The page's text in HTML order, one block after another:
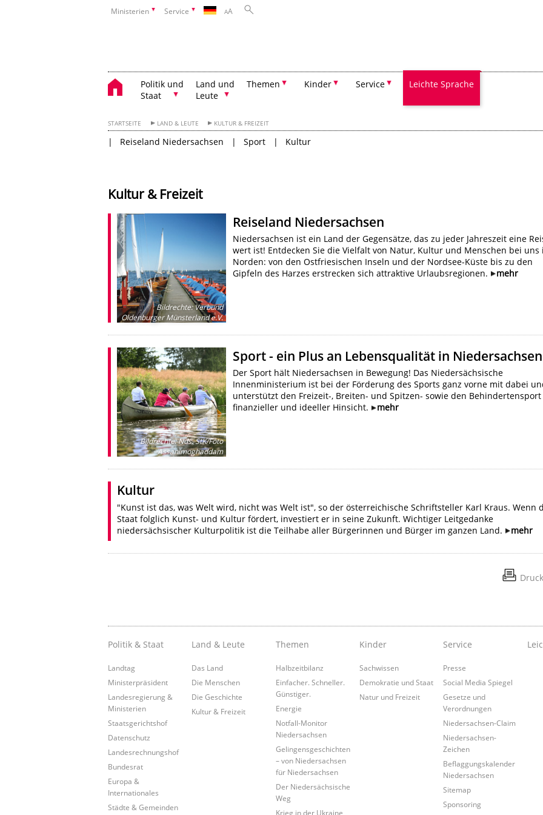
Ministerien Service AA
Politik und
Staat
Land und
Leute
Themen Kinder Service Leichte Sprache
STARTSEITE LAND & LEUTE KULTUR & FREIZEIT
Reiseland Niedersachsen Sport Kultur
Kultur & Freizeit
Bildrechte:Verbund
Oldenburger Münsterland e.V.
Reiseland Niedersachsen
Niedersachsen ist ein Land der Gegensätze, das zu jeder Jahreszeit eine
wert ist! Entdecken Sie die Vielfalt von Natur, Kultur und Menschen bei uns
Norden: von den Ostfriesischen Inseln und der Nordsee-Küste bis zu den
Gipfeln des Harzes erstrecken sich attraktive Urlaubsregionen.
mehr
Bildrechte:Nds. StK/Foto
Assanimoghaddam
Sport - ein Plus an Lebensqualität in Niedersachsen
Der Sport hält Niedersachsen in Bewegung! Das Niedersächsische
Innenministerium ist bei der Förderung des Sports ganz vorne mit dabei
unterstützt den Freizeit-, Breiten- und Spitzen- sowie den
finanzieller und ideeller Hinsicht.
mehr
Kultur
"Kunst ist das, was Welt wird, nicht was Welt ist", so der österreichische Schriftsteller Karl Kraus. Wenn
Staat folglich Kunst- und Kultur fördert, investiert er in seine Zukunft. Wichtiger Leitgedanke
niedersächsischer Kulturpolitik ist die Teilhabe aller Bürgerinnen und Bürger im ganzen Land.
mehr
Politik & Staat
Landtag
Ministerpräsident
Landesregierung &
Ministerien
Staatsgerichtshof
Datenschutz
Landesrechnungshof
Bundesrat
Europa &
Internationales
Städte & Gemeinden
Land & Leute
Das Land
Die Menschen
Die Geschichte
Kultur & Freizeit
Themen
Halbzeitbilanz
Einfacher. Schneller.
Günstiger.
Energie
Notfall-Monitor
Niedersachsen
Gelingensgeschichten
– von Niedersachsen
für Niedersachsen
Der Niedersächsische
Weg
Krieg in der Ukraine
Kinder
Sachwissen
Demokratie und Staat
Natur und Freizeit
Service
Presse
Social Media Spiegel
Gesetze und
Verordnungen
Niedersachsen-Claim
Niedersachsen-
Zeichen
Beflaggungskalender
Niedersachsen
Sitemap
Sponsoring